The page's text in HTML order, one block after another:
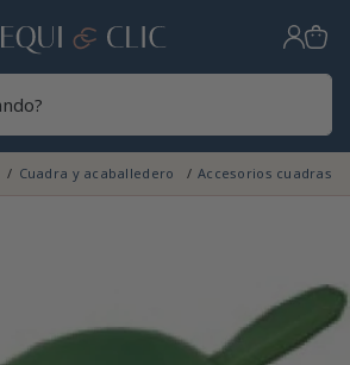
Hogar
Cuadra y acaballedero Accesorios cuadras